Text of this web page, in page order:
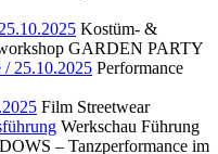
Kostüm- &
GARDEN PARTY
/ 25.10.2025 Performance
Film Streetwear
Werkschau Führung
– Tanzperformance im